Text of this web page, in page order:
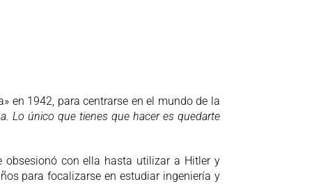
en 1942, para centrarse en el mundo de la
Lo único que tienes que hacer es quedarte
obsesionó con ella hasta utilizar a Hitler y
para focalizarse en estudiar ingeniería y